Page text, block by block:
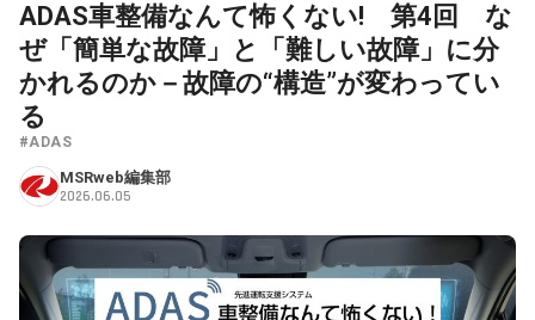
ADAS車整備なんて怖くない! 第4回 な
ぜ「簡単な故障」と「難しい故障」に分
かれるのか－故障の“構造”が変わってい
る
#ADAS
MSRweb編集部
2026.06.05